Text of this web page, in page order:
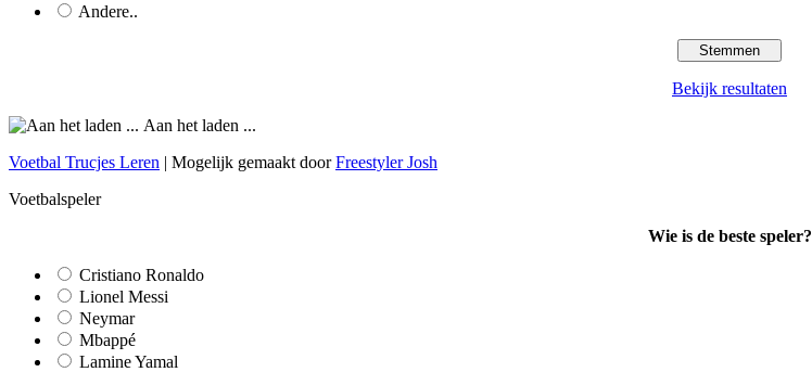
Andere..
Bekijk resultaten
Aan het laden ...
Voetbal Trucjes Leren | Mogelijk gemaakt doorFreestyler Josh
Voetbalspeler
Wie is de beste speler?
Cristiano Ronaldo
Lionel Messi
Neymar
Mbappé
Lamine Yamal